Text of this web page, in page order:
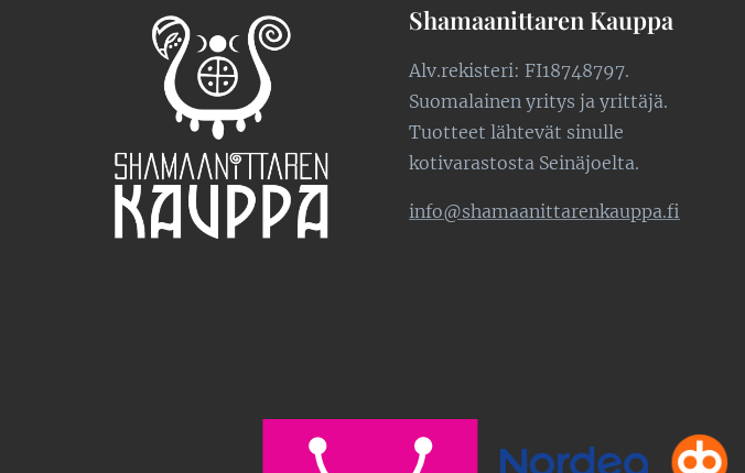
Shamaanittaren Kauppa
Alv.rekisteri: FI18748797.
Suomalainen yritys ja yrittäjä.
Tuotteet lähtevät sinulle
kotivarastosta Seinäjoelta.
info@shamaanittarenkauppa.fi